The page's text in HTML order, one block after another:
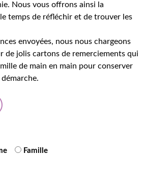
Nous vous offrons ainsi la
temps de réfléchir et de trouver les
envoyées, nous nous chargeons
de jolis cartons de remerciements qui
de main en main pour conserver
Famille